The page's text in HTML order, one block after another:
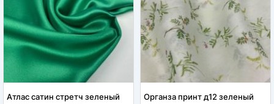
Атлас сатин стретч зеленый Органза принт д12 зеленый